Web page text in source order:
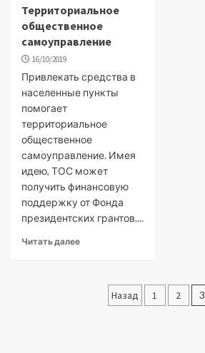
Территориальное
общественное
самоуправление
16/10/2019
Привлекать средства в
населенные пункты
помогает
территориальное
общественное
самоуправление. Имея
идею, ТОС может
получить финансовую
поддержку от Фонда
президентских грантов....
Читать далее
Пагинация
Назад 1 2 3